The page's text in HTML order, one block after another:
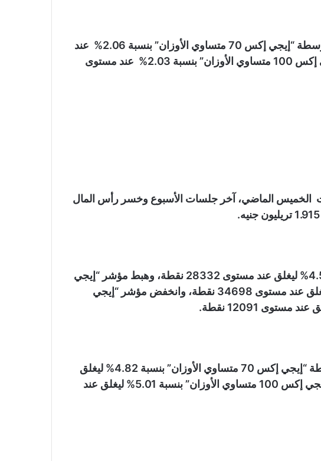
كما ارتفع مؤشر الشركات الصغيرة والمتوسطة “إيجي إكس 70 متساوي الأوزان” بنسبة 2.06% عند
مستوى 6638 نقطة، وصعد مؤشر “إيجي إكس 100 متساوي الأوزان” بنسبة 2.03% عند مستوى
الخميس الماضي، آخر جلسات الأسبوع وخسر رأس المال
وانخفض مؤشر “إيجي إكس 30” بنسبة 4.5% ليغلق عند مستوى 28332 نقطة، وهبط مؤشر “إيجي
إكس 30 محدد الأوزان” بنسبة 4.88% ليغلق عند مستوى 34698 نقطة، وانخفض مؤشر “إيجي
وهبط مؤشر الشركات الصغيرة والمتوسطة “إيجي إكس 70 متساوي الأوزان” بنسبة 4.82% ليغلق
عند مستوى 6504 نقاط، وهبط مؤشر “إيجي إكس 100 متساوي الأوزان” بنسبة 5.01% ليغلق عند